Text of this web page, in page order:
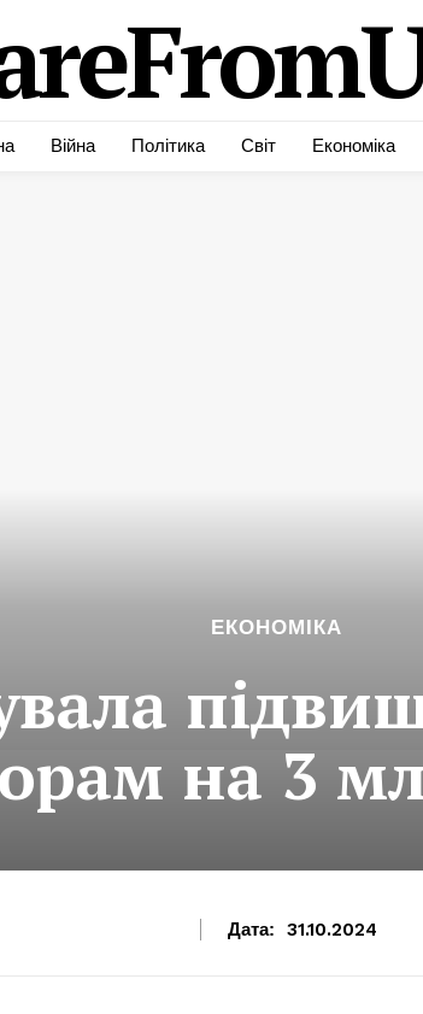
Війна Політика Світ Економіка
ЕКОНОМІКА
на 3
Дата: 31.10.2024